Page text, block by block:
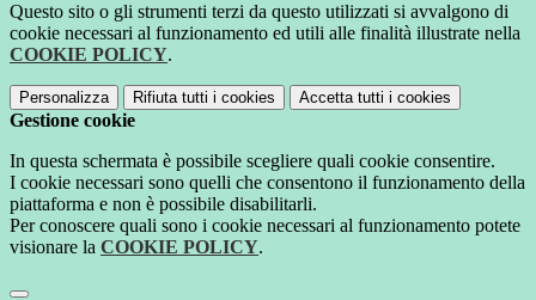
Questo sito o gli strumenti terzi da questo utilizzati si avvalgono di
cookie necessari al funzionamento ed utili alle finalità illustrate nella
COOKIE POLICY.
Personalizza Rifiuta tutti i cookies Accetta tutti i cookies
Gestione cookie
In questa schermata è possibile scegliere quali cookie consentire.
I cookie necessari sono quelli che consentono il funzionamento della
piattaforma e non è possibile disabilitarli.
Per conoscere quali sono i cookie necessari al funzionamento potete
visionare la COOKIE POLICY.